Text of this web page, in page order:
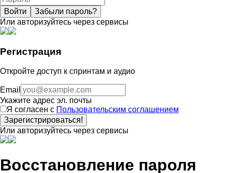
Войти
Забыли пароль?
Или авторизуйтесь через сервисы
Регистрация
Откройте доступ к спринтам и аудио
Email
Укажите адрес эл. почты
Я согласен с Пользовательским соглашением
Зарегистрироваться!
Или авторизуйтесь через сервисы
Восстановление пароля